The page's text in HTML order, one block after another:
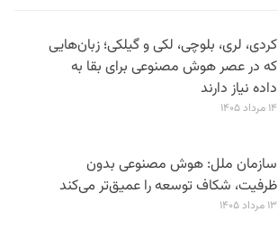
کردی، لری، بلوچی، لکی و گیلکی؛ زبان‌هایی
که در عصر هوش مصنوعی برای بقا به
داده نیاز دارند
۱۴ مرداد ۱۴۰۵
سازمان ملل: هوش مصنوعی بدون
ظرفیت، شکاف توسعه را عمیق‌تر می‌کند
۱۳ مرداد ۱۴۰۵